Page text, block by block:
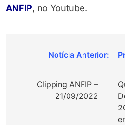
ANFIP, no Youtube.
Navegação
Post
Clipping ANFIP –
21/09/2022